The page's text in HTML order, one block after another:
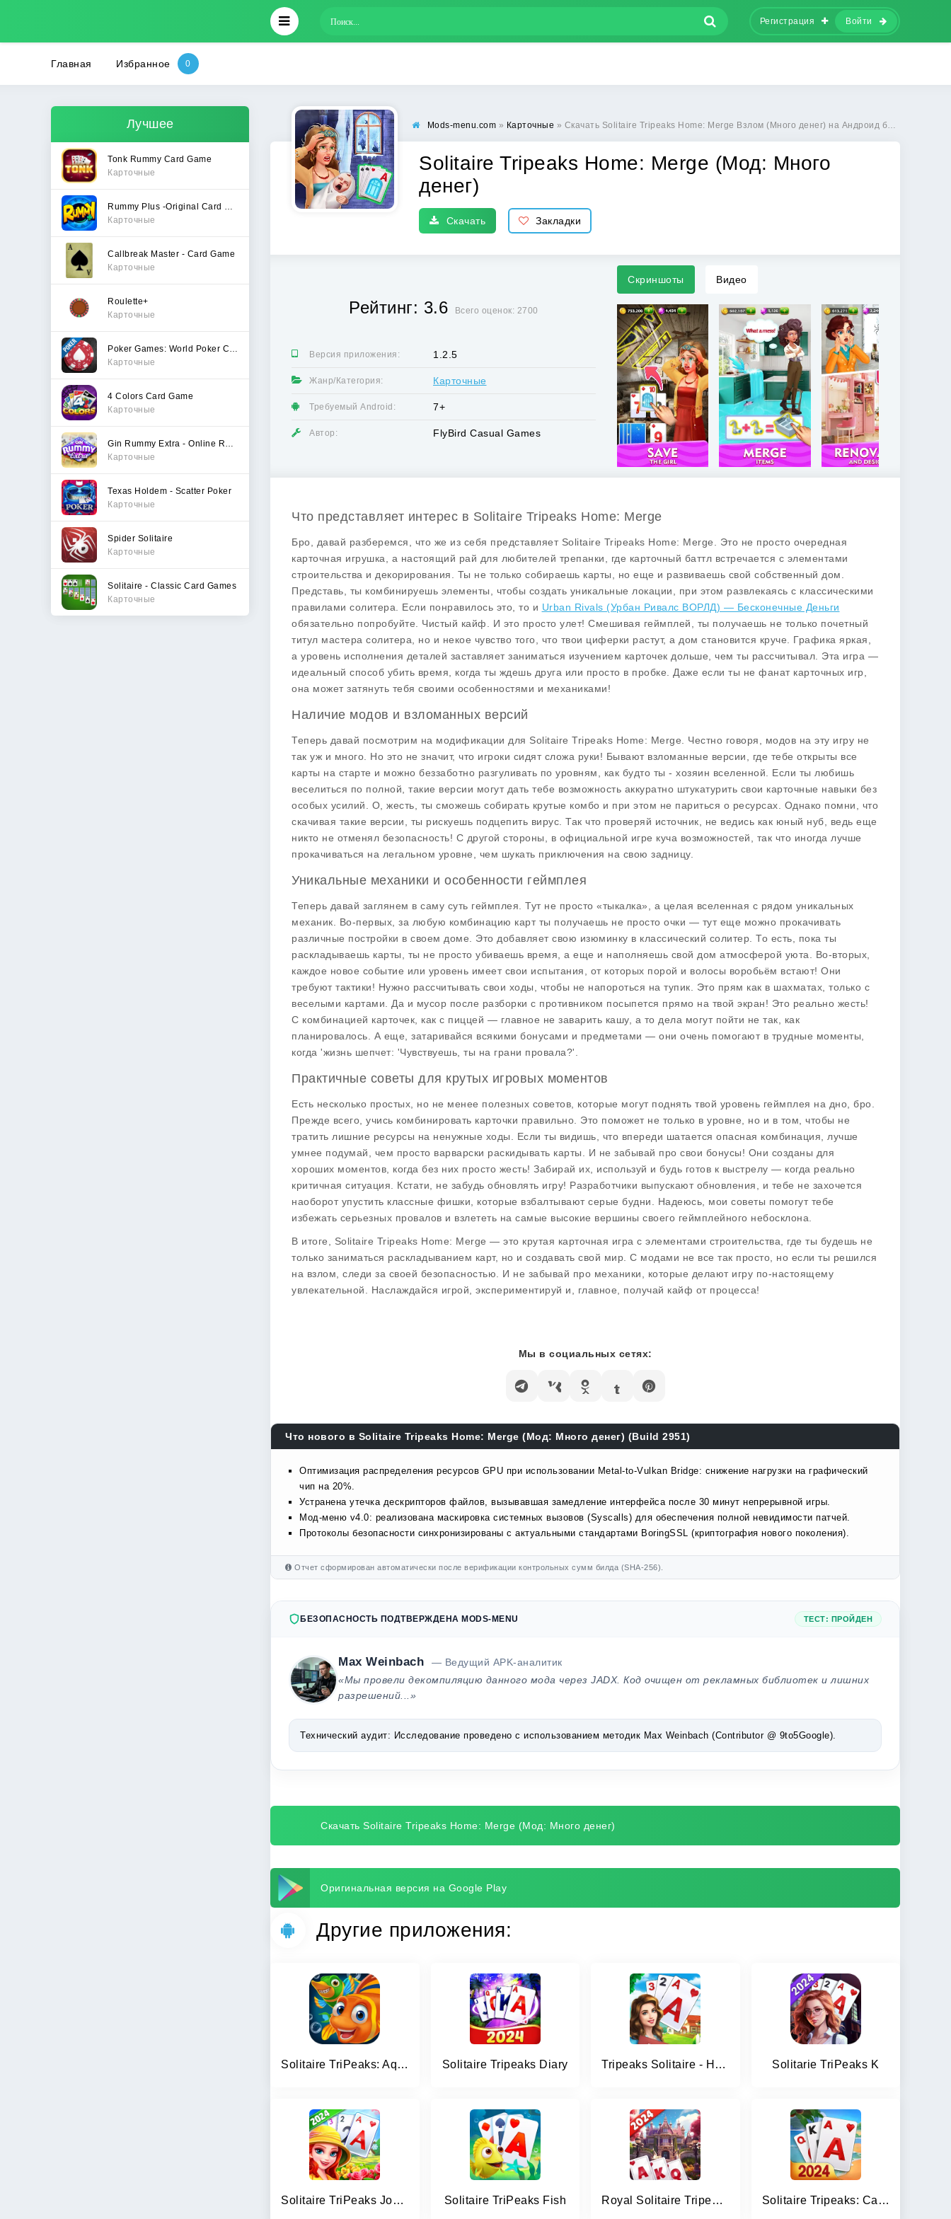
Регистрация Войти
Главная Избранное
Лучшее
Tonk Rummy Card Game
Карточные
Карточные
Callbreak Master - Card Game
Карточные
Roulette+
Карточные
Карточные
4 Colors Card Game
Карточные
Карточные
Texas Holdem - Scatter Poker
Карточные
Spider Solitaire
Карточные
Solitaire - Classic Card Games
Карточные
Mods-menu.com » Карточные » Скачать Solitaire Tripeaks Home: Merge Взлом (Много денег) на Андроид бесплатно
Solitaire Tripeaks Home: Merge (Мод: Много
денег)
Скачать Закладки
Рейтинг: 3.6 Всего оценок: 2700
Версия приложения: 1.2.5
Жанр/Категория: Карточные
Требуемый Android: 7+
Автор: FlyBird Casual Games
Скриншоты Видео
Что представляет интерес в Solitaire Tripeaks Home: Merge
Бро, давай разберемся, что же из себя представляет Solitaire Tripeaks Home: Merge . Это не просто очередная
карточная игрушка, а настоящий рай для любителей трепанки, где карточный баттл встречается с элементами
строительства и декорирования. Ты не только собираешь карты, но еще и развиваешь свой собственный дом.
Представь, ты комбинируешь элементы, чтобы создать уникальные локации, при этом развлекаясь с классическими
правилами солитера. Если понравилось это, то и Urban Rivals (Урбан Ривалс ВОРЛД) — Бесконечные Деньги
обязательно попробуйте. Чистый кайф. И это просто улет! Смешивая геймплей , ты получаешь не только почетный
титул мастера солитера, но и некое чувство того, что твои циферки растут, а дом становится круче. Графика яркая,
а уровень исполнения деталей заставляет заниматься изучением карточек дольше, чем ты рассчитывал. Эта игра —
идеальный способ убить время, когда ты ждешь друга или просто в пробке. Даже если ты не фанат карточных игр,
она может затянуть тебя своими особенностями и механиками!
Наличие модов и взломанных версий
Теперь давай посмотрим на модификации для Solitaire Tripeaks Home: Merge . Честно говоря, модов на эту игру не
так уж и много. Но это не значит, что игроки сидят сложа руки! Бывают взломанные версии , где тебе открыты все
карты на старте и можно беззаботно разгуливать по уровням, как будто ты - хозяин вселенной. Если ты любишь
веселиться по полной, такие версии могут дать тебе возможность аккуратно штукатурить свои карточные навыки без
особых усилий. О, жесть, ты сможешь собирать крутые комбо и при этом не париться о ресурсах. Однако помни, что
скачивая такие версии, ты рискуешь подцепить вирус. Так что проверяй источник, не ведись как юный нуб, ведь еще
никто не отменял безопасность! С другой стороны, в официальной игре куча возможностей, так что иногда лучше
прокачиваться на легальном уровне, чем шукать приключения на свою задницу.
Уникальные механики и особенности геймплея
Теперь давай заглянем в саму суть геймплея . Тут не просто «тыкалка», а целая вселенная с рядом уникальных
механик. Во-первых, за любую комбинацию карт ты получаешь не просто очки — тут еще можно прокачивать
различные постройки в своем доме. Это добавляет свою изюминку в классический солитер. То есть, пока ты
раскладываешь карты, ты не просто убиваешь время, а еще и наполняешь свой дом атмосферой уюта. Во-вторых,
каждое новое событие или уровень имеет свои испытания, от которых порой и волосы воробьём встают! Они
требуют тактики! Нужно рассчитывать свои ходы, чтобы не напороться на тупик. Это прям как в шахматах, только с
веселыми картами. Да и мусор после разборки с противником посыпется прямо на твой экран! Это реально жесть!
С комбинацией карточек, как с пиццей — главное не заварить кашу, а то дела могут пойти не так, как
планировалось. А еще, затаривайся всякими бонусами и предметами — они очень помогают в трудные моменты,
когда 'жизнь шепчет: 'Чувствуешь, ты на грани провала?'.
Практичные советы для крутых игровых моментов
Eсть несколько простых, но не менее полезных советов, которые могут поднять твой уровень геймплея на дно, бро.
Прежде всего, учись комбинировать карточки правильно. Это поможет не только в уровне, но и в том, чтобы не
тратить лишние ресурсы на ненужные ходы. Если ты видишь, что впереди шатается опасная комбинация, лучше
умнее подумай, чем просто варварски раскидывать карты. И не забывай про свои бонусы! Они созданы для
хороших моментов, когда без них просто жесть! Забирай их, используй и будь готов к выстрелу — когда реально
критичная ситуация. Кстати, не забудь обновлять игру! Разработчики выпускают обновления, и тебе не захочется
наоборот упустить классные фишки, которые взбалтывают серые будни. Надеюсь, мои советы помогут тебе
избежать серьезных провалов и взлететь на самые высокие вершины своего геймплейного небосклона.
В итоге, Solitaire Tripeaks Home: Merge — это крутая карточная игра с элементами строительства, где ты будешь не
только заниматься раскладыванием карт, но и создавать свой мир. С модами не все так просто, но если ты решился
на взлом, следи за своей безопасностью. И не забывай про механики, которые делают игру по-настоящему
увлекательной. Наслаждайся игрой, экспериментируй и, главное, получай кайф от процесса!
Мы в социальных сетях:
Что нового в Solitaire Tripeaks Home: Merge (Мод: Много денег) (Build 2951)
Оптимизация распределения ресурсов GPU при использовании Metal-to-Vulkan Bridge: снижение нагрузки на графический
чип на 20%.
Устранена утечка дескрипторов файлов, вызывавшая замедление интерфейса после 30 минут непрерывной игры.
Мод-меню v4.0: реализована маскировка системных вызовов (Syscalls) для обеспечения полной невидимости патчей.
Протоколы безопасности синхронизированы с актуальными стандартами BoringSSL (криптография нового поколения).
Отчет сформирован автоматически после верификации контрольных сумм билда (SHA-256).
БЕЗОПАСНОСТЬ ПОДТВЕРЖДЕНА MODS-MENU ТЕСТ: ПРОЙДЕН
Max Weinbach
— Ведущий APK-аналитик
«Мы провели декомпиляцию данного мода через JADX. Код очищен от рекламных библиотек и лишних
разрешений...»
Технический аудит: Исследование проведено с использованием методик Max Weinbach (Contributor @ 9to5Google).
Скачать Solitaire Tripeaks Home: Merge (Мод: Много денег)
Оригинальная версия на Google Play
Другие приложения:
Solitaire TriPeaks: Aquarium Solitaire Tripeaks Diary Tripeaks Solitaire - Home Town Solitarie TriPeaks K
Solitaire TriPeaks Journey Solitaire TriPeaks Fish Royal Solitaire Tripeaks Solitaire Tripeaks: Card Games